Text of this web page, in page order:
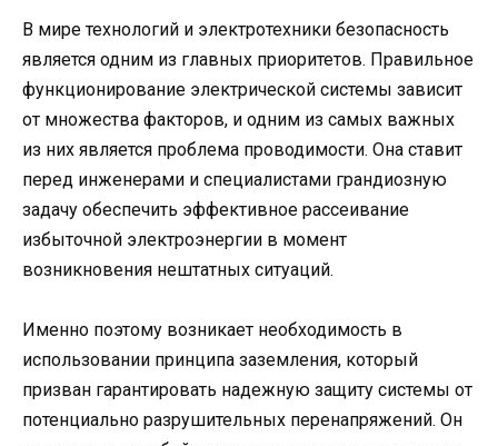
В мире технологий и электротехники безопасность
является одним из главных приоритетов. Правильное
функционирование электрической системы зависит
от множества факторов, и одним из самых важных
из них является проблема проводимости. Она ставит
перед инженерами и специалистами грандиозную
задачу обеспечить эффективное рассеивание
избыточной электроэнергии в момент
возникновения нештатных ситуаций.
Именно поэтому возникает необходимость в
использовании принципа заземления, который
призван гарантировать надежную защиту системы от
потенциально разрушительных перенапряжений. Он